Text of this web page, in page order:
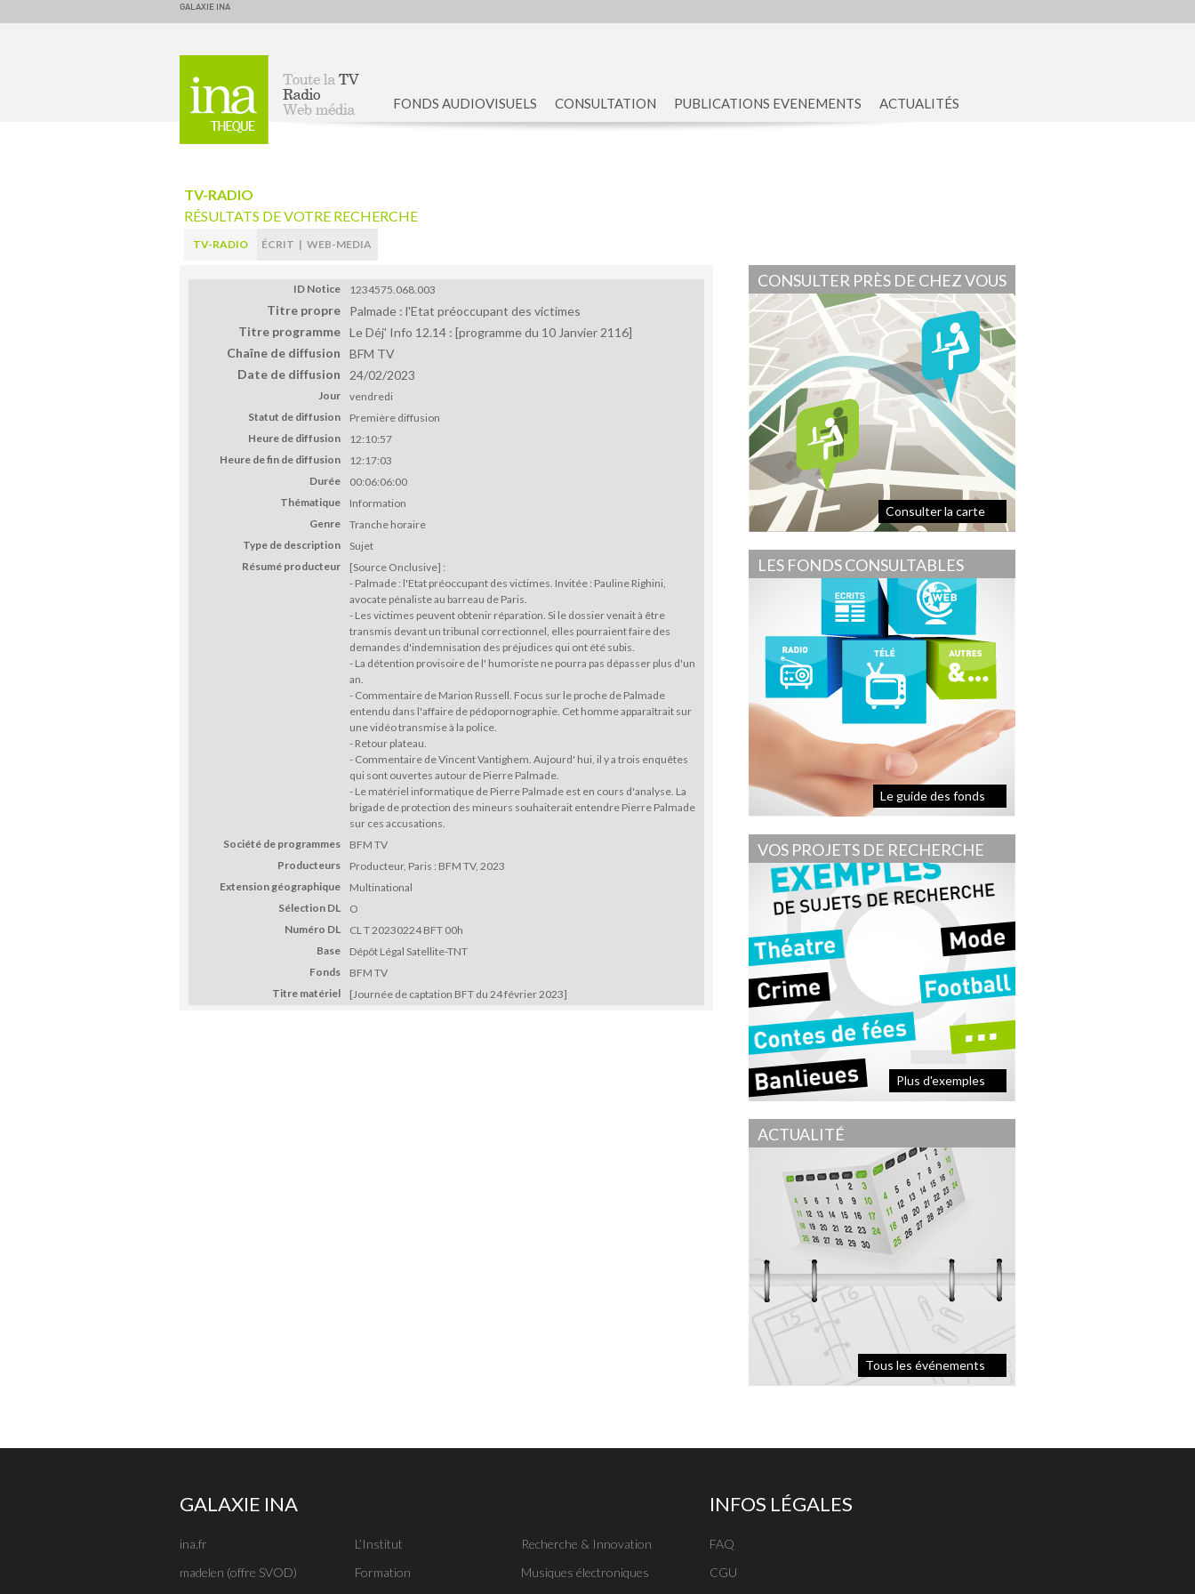
GALAXIE INA
FONDS AUDIOVISUELS CONSULTATION PUBLICATIONS EVENEMENTS ACTUALITÉS
TV-RADIO
RÉSULTATS DE VOTRE RECHERCHE
TV-RADIO ÉCRIT | WEB-MEDIA
ID Notice 1234575.068.003
Titre propre
Palmade : l'Etat préoccupant des victimes
Titre programme Le Déj' Info 12.14 : [programme du 10 Janvier 2116]
Chaîne de diffusion
BFM TV
Date de diffusion
24/02/2023
Jour
vendredi
Statut de diffusion
Première diffusion
Heure de diffusion
12:10:57
Heure de fin de diffusion
12:17:03
Durée
00:06:06:00
Thématique
Information
Genre
Tranche horaire
Type de description
Sujet
Résumé producteur
[Source Onclusive] :
- Palmade : l'Etat préoccupant des victimes. Invitée : Pauline Righini,
avocate pénaliste au barreau de Paris.
- Les victimes peuvent obtenir réparation. Si le dossier venait à être
transmis devant un tribunal correctionnel, elles pourraient faire des
demandes d'indemnisation des préjudices qui ont été subis.
- La détention provisoire de l' humoriste ne pourra pas dépasser plus d'un
an.
- Commentaire de Marion Russell. Focus sur le proche de Palmade
entendu dans l'affaire de pédopornographie. Cet homme apparaîtrait sur
une vidéo transmise à la police.
- Retour plateau.
- Commentaire de Vincent Vantighem. Aujourd' hui, il y a trois enquêtes
qui sont ouvertes autour de Pierre Palmade.
- Le matériel informatique de Pierre Palmade est en cours d'analyse. La
brigade de protection des mineurs souhaiterait entendre Pierre Palmade
sur ces accusations.
Société de programmes
BFM TV
Producteurs
Producteur, Paris : BFM TV, 2023
Extension géographique
Multinational
Sélection DL
O
Numéro DL
CL T 20230224 BFT 00h
Base
Dépôt Légal Satellite-TNT
Fonds
BFM TV
Titre matériel
[Journée de captation BFT du 24 février 2023]
CONSULTER PRÈS DE CHEZ VOUS
Consulter la carte
LES FONDS CONSULTABLES
Le guide des fonds
VOS PROJETS DE RECHERCHE
Plus d'exemples
ACTUALITÉ
Tous les événements
GALAXIE INA
ina.fr
madelen (offre SVOD)
L’Institut
Formation
Recherche & Innovation
Musiques électroniques
INFOS LÉGALES
FAQ
CGU